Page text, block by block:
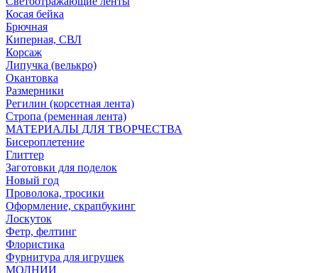
Косая бейка
Брючная
Киперная, СВЛ
Корсаж
Липучка (велькро)
Окантовка
Размерники
Регилин (корсетная лента)
Стропа (ременная лента)
МАТЕРИАЛЫ ДЛЯ ТВОРЧЕСТВА
Бисероплетение
Глиттер
Заготовки для поделок
Новый год
Проволока, тросики
Оформление, скрапбукинг
Лоскуток
Фетр, фелтинг
Флористика
Фурнитура для игрушек
МОЛНИИ